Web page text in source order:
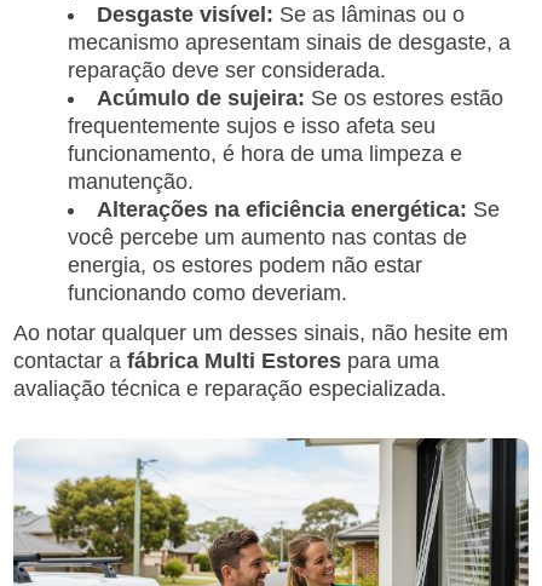
Desgaste visível: Se as lâminas ou o
mecanismo apresentam sinais de desgaste, a
reparação deve ser considerada.
Acúmulo de sujeira: Se os estores estão
frequentemente sujos e isso afeta seu
funcionamento, é hora de uma limpeza e
manutenção.
Alterações na eficiência energética: Se
você percebe um aumento nas contas de
energia, os estores podem não estar
funcionando como deveriam.
Ao notar qualquer um desses sinais, não hesite em
contactar afábrica Multi Estores para uma
avaliação técnica e reparação especializada.